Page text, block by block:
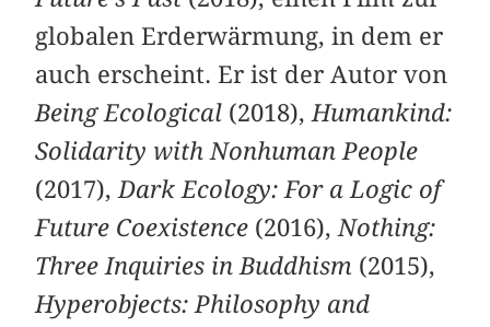
globalen Erderwärmung, in dem er
auch erscheint. Er ist der Autor von
Being Ecological (2018), Humankind:
Solidarity with Nonhuman People
(2017), Dark Ecology: For a Logic of
Future Coexistence (2016), Nothing:
Three Inquiries in Buddhism (2015),
Hyperobjects: Philosophy and